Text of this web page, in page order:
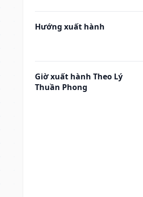
Hướng xuất hành
Giờ xuất hành Theo Lý
Thuần Phong